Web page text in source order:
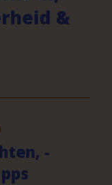
&
-